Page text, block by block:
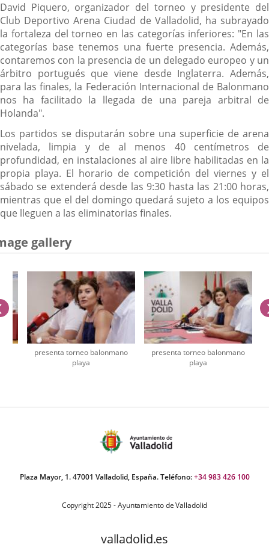
David Piquero, organizador del torneo y presidente del
Club Deportivo Arena Ciudad de Valladolid, ha subrayado
la fortaleza del torneo en las categorías inferiores: "En las
categorías base tenemos una fuerte presencia. Además,
contaremos con la presencia de un delegado europeo y un
árbitro portugués que viene desde Inglaterra. Además,
para las finales, la Federación Internacional de Balonmano
nos ha facilitado la llegada de una pareja arbitral de
Holanda".
Los partidos se disputarán sobre una superficie de arena
nivelada, limpia y de al menos 40 centímetros de
profundidad, en instalaciones al aire libre habilitadas en la
propia playa. El horario de competición del viernes y el
sábado se extenderá desde las 9:30 hasta las 21:00 horas,
mientras que el del domingo quedará sujeto a los equipos
que lleguen a las eliminatorias finales.
gallery
presenta torneo balonmano
playa
presenta torneo balonmano
playa
previus
Plaza Mayor, 1. 47001 Valladolid, España. Teléfono:+34 983 426 100
Copyright 2025 - Ayuntamiento de Valladolid
valladolid.es